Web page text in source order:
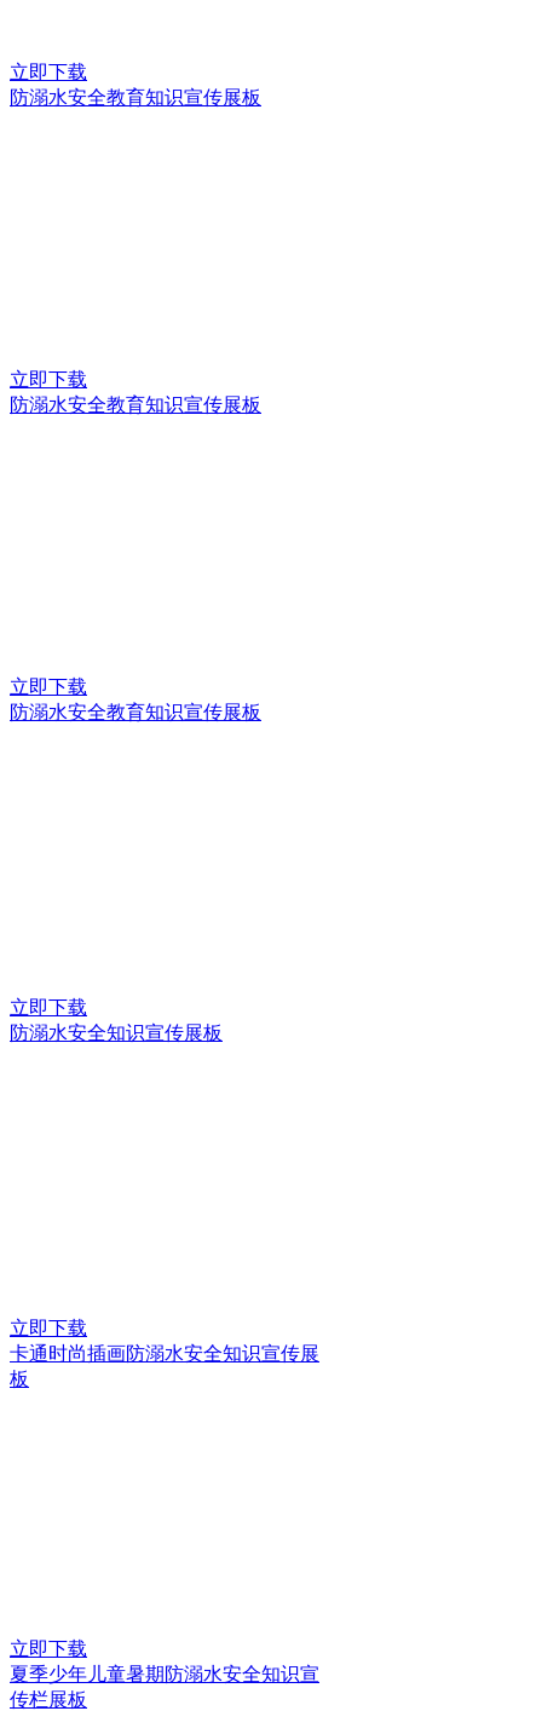
立即下载
防溺水安全教育知识宣传展板
立即下载
防溺水安全教育知识宣传展板
立即下载
防溺水安全教育知识宣传展板
立即下载
防溺水安全知识宣传展板
立即下载
卡通时尚插画防溺水安全知识宣传展
板
立即下载
夏季少年儿童暑期防溺水安全知识宣
传栏展板